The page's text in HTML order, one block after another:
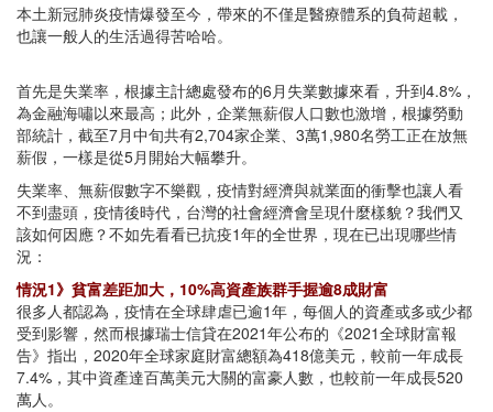
本土新冠肺炎疫情爆發至今，帶來的不僅是醫療體系的負荷超載，
也讓一般人的生活過得苦哈哈。
首先是失業率，根據主計總處發布的6月失業數據來看，升到4.8%，
為金融海嘯以來最高；此外，企業無薪假人口數也激增，根據勞動
部統計，截至7月中旬共有2,704家企業、3萬1,980名勞工正在放無
薪假，一樣是從5月開始大幅攀升。
失業率、無薪假數字不樂觀，疫情對經濟與就業面的衝擊也讓人看
不到盡頭，疫情後時代，台灣的社會經濟會呈現什麼樣貌？我們又
該如何因應？不如先看看已抗疫1年的全世界，現在已出現哪些情
況：
情況1》貧富差距加大，10%高資產族群手握逾8成財富
很多人都認為，疫情在全球肆虐已逾1年，每個人的資產或多或少都
受到影響，然而根據瑞士信貸在2021年公布的《2021全球財富報
告》指出，2020年全球家庭財富總額為418億美元，較前一年成長
7.4%，其中資產達百萬美元大關的富豪人數，也較前一年成長520
萬人。